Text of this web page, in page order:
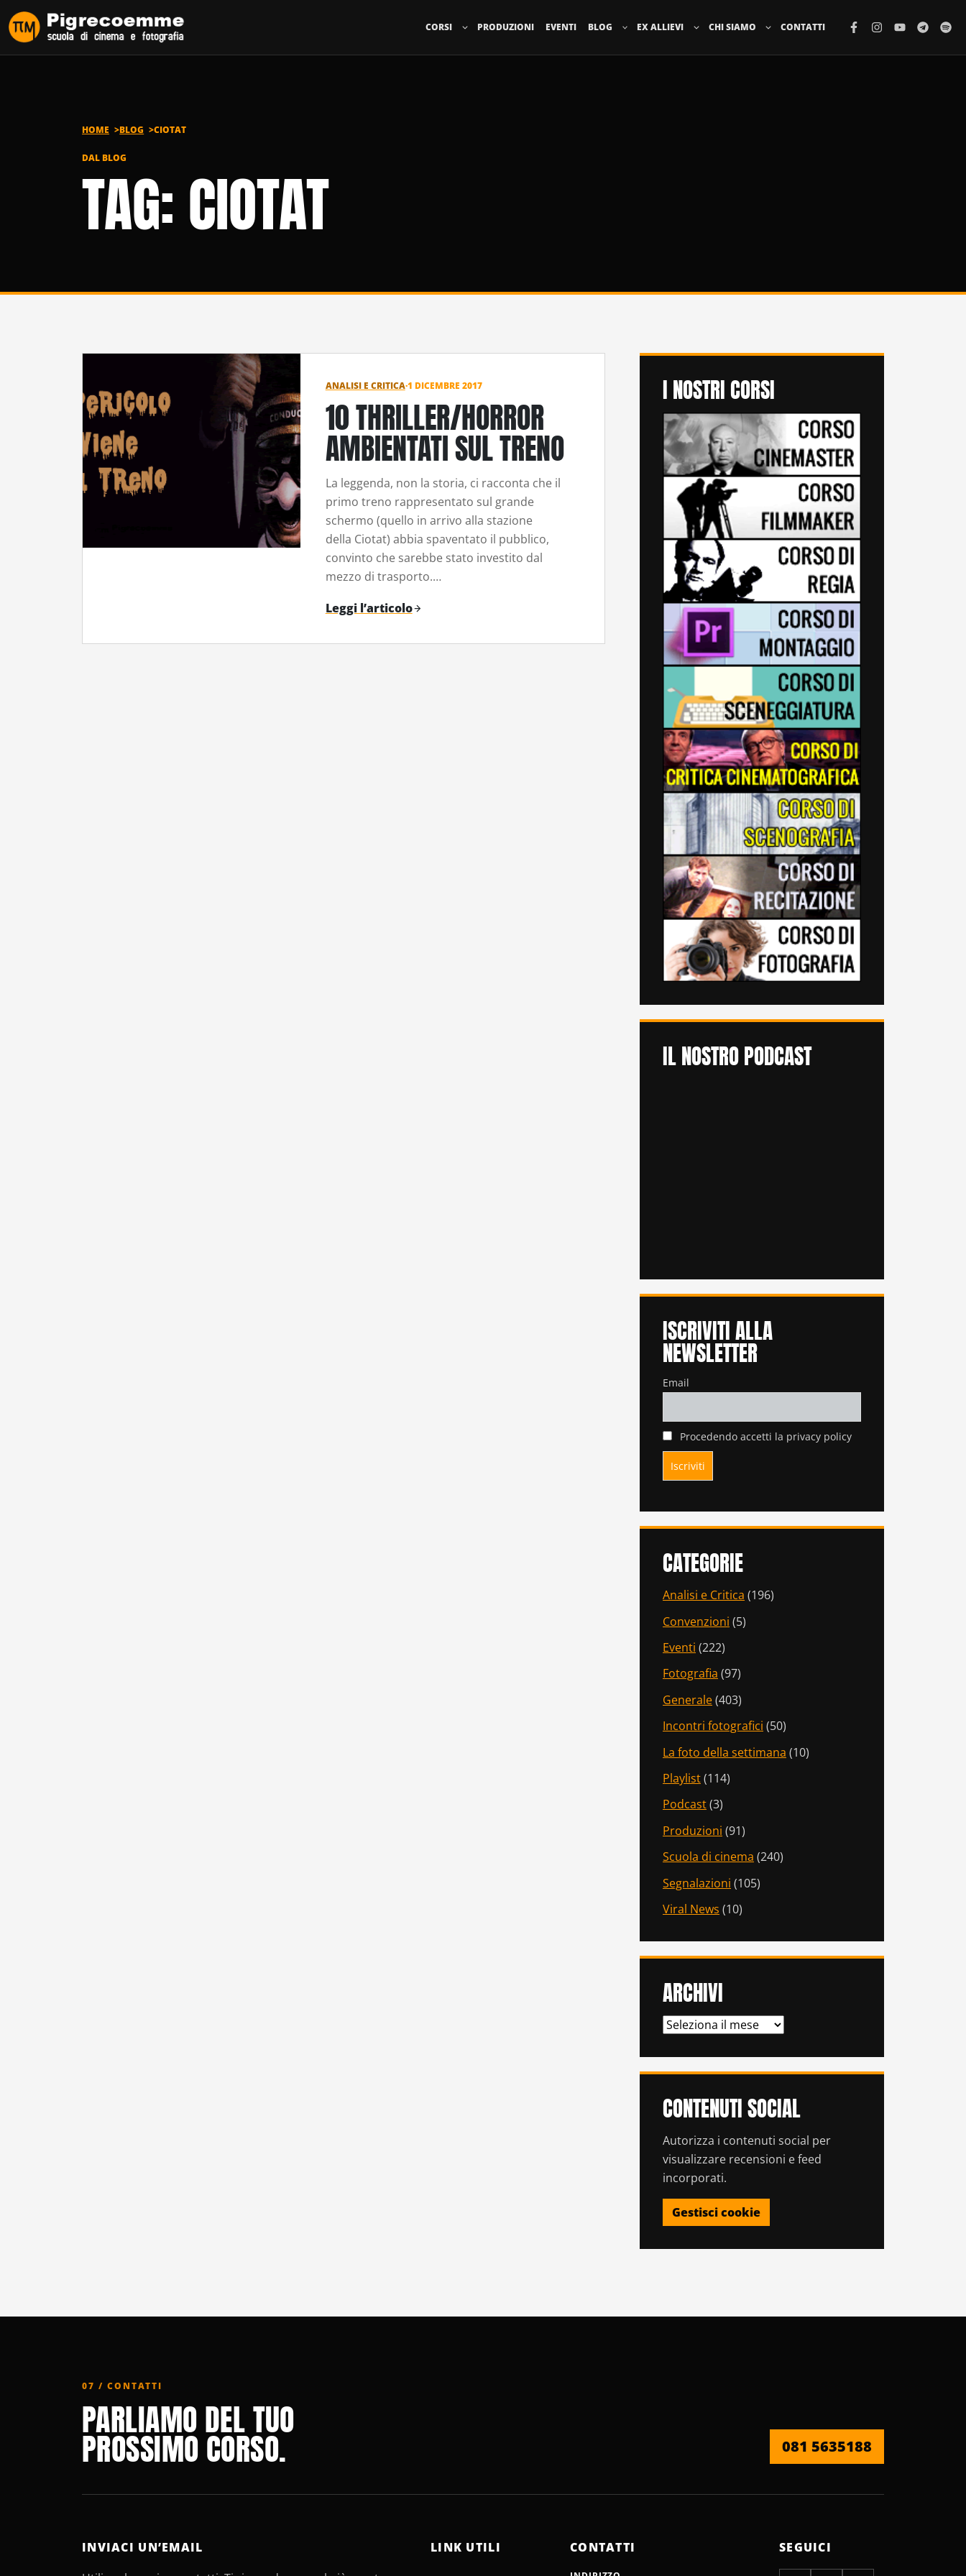
Vai al contenuto
CORSI PRODUZIONI EVENTI BLOG EX ALLIEVI CHI SIAMO CONTATTI
HOME BLOG CIOTAT
DAL BLOG
TAG: CIOTAT
ANALISI E CRITICA·1 DICEMBRE 2017
10 THRILLER/HORROR
AMBIENTATI SUL TRENO
La leggenda, non la storia, ci racconta che il
primo treno rappresentato sul grande
schermo (quello in arrivo alla stazione
della Ciotat) abbia spaventato il pubblico,
convinto che sarebbe stato investito dal
mezzo di trasporto.…
Leggi l’articolo
I NOSTRI CORSI
IL NOSTRO PODCAST
ISCRIVITI ALLA
NEWSLETTER
Email
Procedendo accetti la privacy policy
CATEGORIE
Analisi e Critica (196)
Convenzioni (5)
Eventi (222)
Fotografia (97)
Generale(403)
Incontri fotografici (50)
La foto della settimana (10)
Playlist(114)
Podcast(3)
Produzioni (91)
Scuola di cinema (240)
Segnalazioni (105)
Viral News (10)
ARCHIVI
ARCHIVI
CONTENUTI SOCIAL
Autorizza i contenuti social per
visualizzare recensioni e feed
incorporati.
Gestisci cookie
07 / CONTATTI
PARLIAMO DEL TUO
PROSSIMO CORSO. 081 5635188
INVIACI UN’EMAIL
LINK UTILI CONTATTI SEGUICI